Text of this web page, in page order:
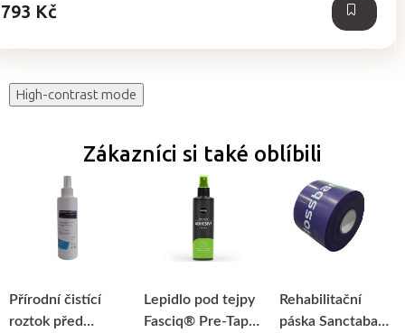
793 Kč
High-contrast mode
Zákazníci si také oblíbili
Přírodní čistící
roztok před
Lepidlo pod tejpy
Fasciq® Pre-Tape
Rehabilitační
páska Sanctaband